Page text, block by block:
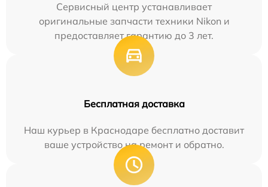
Сервисный центр устанавливает
оригинальные запчасти техники Nikon и
предоставляет гарантию до 3 лет.
Бесплатная доставка
Наш курьер в Краснодаре бесплатно доставит
ваше устройство на ремонт и обратно.